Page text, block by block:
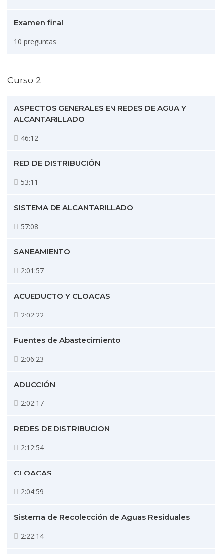
Examen final
10 preguntas
Curso 2
ASPECTOS GENERALES EN REDES DE AGUA Y
ALCANTARILLADO
46:12
RED DE DISTRIBUCIÓN
53:11
SISTEMA DE ALCANTARILLADO
57:08
SANEAMIENTO
2:01:57
ACUEDUCTO Y CLOACAS
2:02:22
Fuentes de Abastecimiento
2:06:23
ADUCCIÓN
2:02:17
REDES DE DISTRIBUCION
2:12:54
CLOACAS
2:04:59
Sistema de Recolección de Aguas Residuales
2:22:14